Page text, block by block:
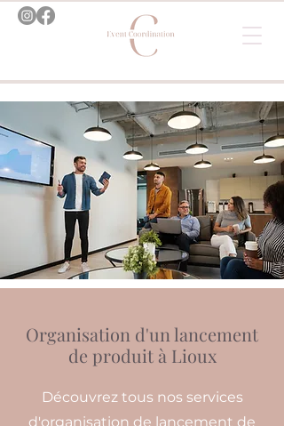
Organisation d'un lancement
de produit à Lioux
Découvrez tous nos services
d'organisation de lancement de